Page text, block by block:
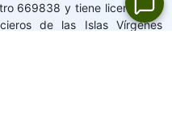
669838 y tiene licencia de
de las Islas Vírgenes